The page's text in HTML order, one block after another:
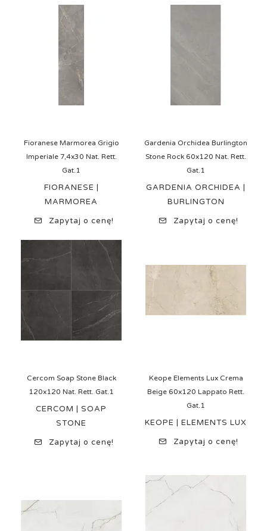
Fioranese Marmorea Grigio
Imperiale 7,4x30 Nat. Rett.
Gat.1
FIORANESE |
MARMOREA
Zapytaj o cenę!
Gardenia Orchidea Burlington
Stone Rock 60x120 Nat. Rett.
Gat.1
GARDENIA ORCHIDEA |
BURLINGTON
Zapytaj o cenę!
Cercom Soap Stone Black
120x120 Nat. Rett. Gat.1
CERCOM | SOAP
STONE
Zapytaj o cenę!
Keope Elements Lux Crema
Beige 60x120 Lappato Rett.
Gat.1
KEOPE | ELEMENTS LUX
Zapytaj o cenę!